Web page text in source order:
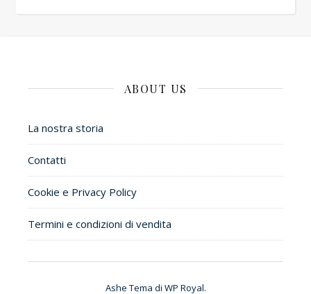
ABOUT US
La nostra storia
Contatti
Cookie e Privacy Policy
Termini e condizioni di vendita
Ashe Tema di WP Royal.